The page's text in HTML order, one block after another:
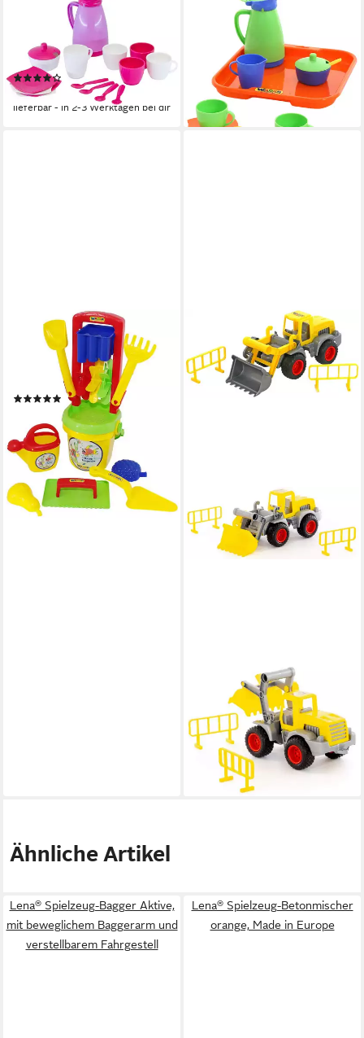
WADER QUALITY TOYS
Spielgeschirr Service-Set 16
tlg GIRLS Kaffeeservice
Teeservice, (Set)
(1)
13,69 €
lieferbar - in 2-3 Werktagen bei dir
WADER QUALITY TOYS
Spielgeschirr Tee Kaffee-
Service 11 tlg Tablett Tassen,
14,58 €
lieferbar - in 2-3 Werktagen bei dir
WADER QUALITY TOYS
Sandform-Set Eimergarnitur
10-tlg m. Sandrad Schaufel
Rechen Förmchen, (Set)
(2)
lieferbar - in 2-3 Werktagen bei dir
WADER QUALITY TOYS
Spielzeug-Bagger ConsTruck
Schaufellader Raupe Baustelle
21,88 €
lieferbar - in 2-3 Werktagen bei dir
Ähnliche Artikel
Lena® Spielzeug-Bagger Aktive,
mit beweglichem Baggerarm und
verstellbarem Fahrgestell
Lena® Spielzeug-Betonmischer
orange, Made in Europe